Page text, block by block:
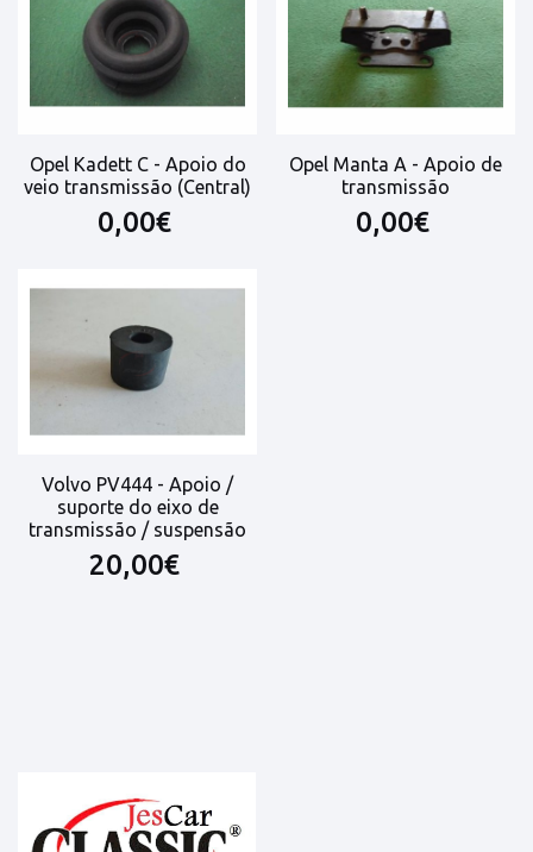
Opel Kadett C - Apoio do
veio transmissão (Central)
0,00€
Opel Manta A - Apoio de
transmissão
0,00€
Volvo PV444 - Apoio /
suporte do eixo de
transmissão / suspensão
20,00€